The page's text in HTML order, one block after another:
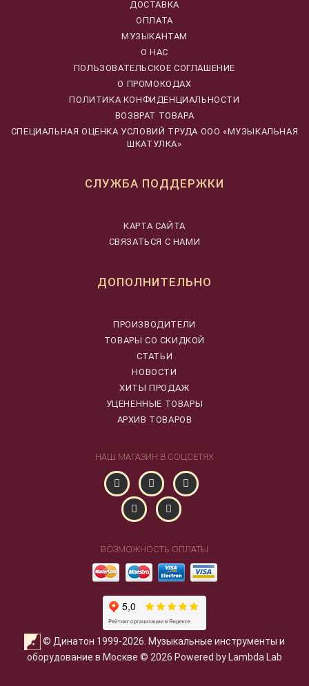
ДОСТАВКА
ОПЛАТА
МУЗЫКАНТАМ
О НАС
ПОЛЬЗОВАТЕЛЬСКОЕ СОГЛАШЕНИЕ
О ПРОМОКОДАХ
ПОЛИТИКА КОНФИДЕНЦИАЛЬНОСТИ
ВОЗВРАТ ТОВАРА
CПЕЦИАЛЬНАЯ ОЦЕНКА УСЛОВИЙ ТРУДА ООО «МУЗЫКАЛЬНАЯ
ШКАТУЛКА»
СЛУЖБА ПОДДЕРЖКИ
КАРТА САЙТА
СВЯЗАТЬСЯ С НАМИ
ДОПОЛНИТЕЛЬНО
ПРОИЗВОДИТЕЛИ
ТОВАРЫ СО СКИДКОЙ
СТАТЬИ
НОВОСТИ
ХИТЫ ПРОДАЖ
УЦЕНЕННЫЕ ТОВАРЫ
АРХИВ ТОВАРОВ
НАШ МАГАЗИН В СОЦСЕТЯХ
ВОЗМОЖНОСТЬ ОПЛАТЫ
© Динатон 1999-2026. Музыкальные инструменты и
оборудование в Москве © 2026 Powered by Lambda Lab